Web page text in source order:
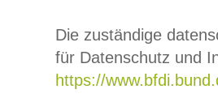
Die zuständige
für Datenschutz und
https://